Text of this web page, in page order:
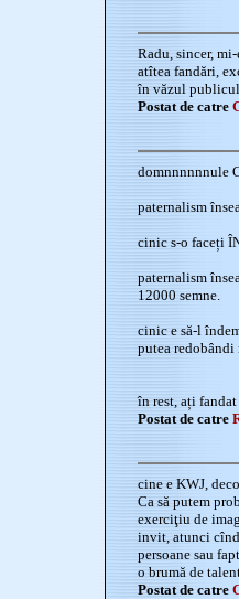
Radu, sincer,
atîtea fandări,
în văzul
Postat de catre
domnnnnnnule
paternalism
cinic s-o faceți
paternalism
12000 semne.
cinic e să-l
putea
în rest, ați
Postat de catre
cine e KWJ,
Ca să putem
exerciţiu de
invit, atunci
persoane sau
o brumă de
Postat de catre